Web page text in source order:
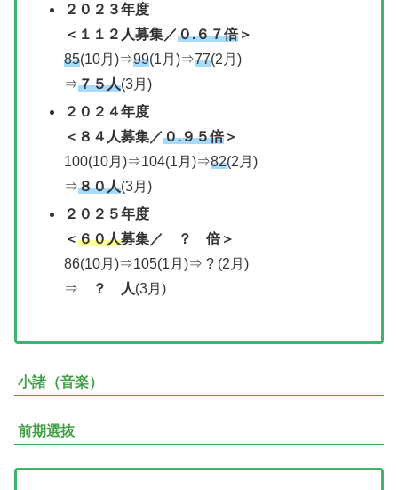
２０２３年度
＜ １１２人募集／０.６７倍＞
85(10月)⇒99(1月)⇒77(2月)
⇒７５人(3月)
２０２４年度
＜８４人募集／０.９５倍＞
100(10月)⇒104(1月)⇒82(2月)
⇒８０人(3月)
２０２５年度
＜６０人募集／ ？ 倍＞
86(10月)⇒105(1月)⇒ ? (2月)
⇒ ？ 人(3月)
小諸（音楽）
前期選抜